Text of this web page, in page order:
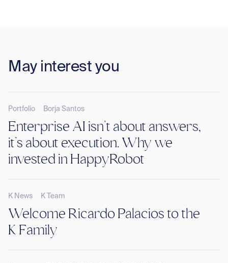
May interest you
Portfolio Borja Santos
Enterprise AI isn’t about answers,
it’s about execution. Why we
invested in HappyRobot
K News K Team
Welcome Ricardo Palacios to the
K Family